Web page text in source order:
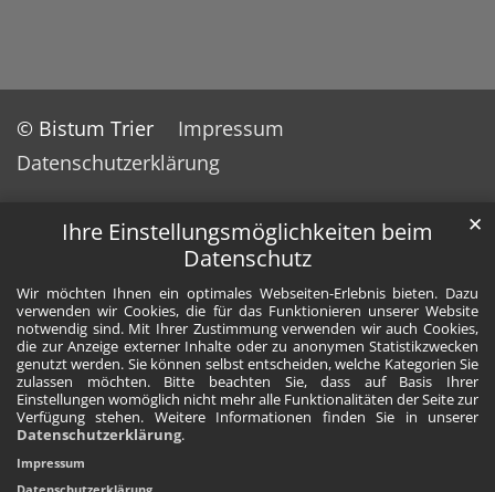
Ihre Einstellungsmöglichkeiten beim
Datenschutz
Wir möchten Ihnen ein optimales Webseiten-Erlebnis bieten. Dazu
verwenden wir Cookies, die für das Funktionieren unserer Website
notwendig sind. Mit Ihrer Zustimmung verwenden wir auch Cookies,
die zur Anzeige externer Inhalte oder zu anonymen Statistikzwecken
genutzt werden. Sie können selbst entscheiden, welche Kategorien Sie
zulassen möchten. Bitte beachten Sie, dass auf Basis Ihrer
Einstellungen womöglich nicht mehr alle Funktionalitäten der Seite zur
Verfügung stehen. Weitere Informationen finden Sie in unserer
Datenschutzerklärung.
✕
Impressum
© Bistum Trier
Impressum
Datenschutzerklärung